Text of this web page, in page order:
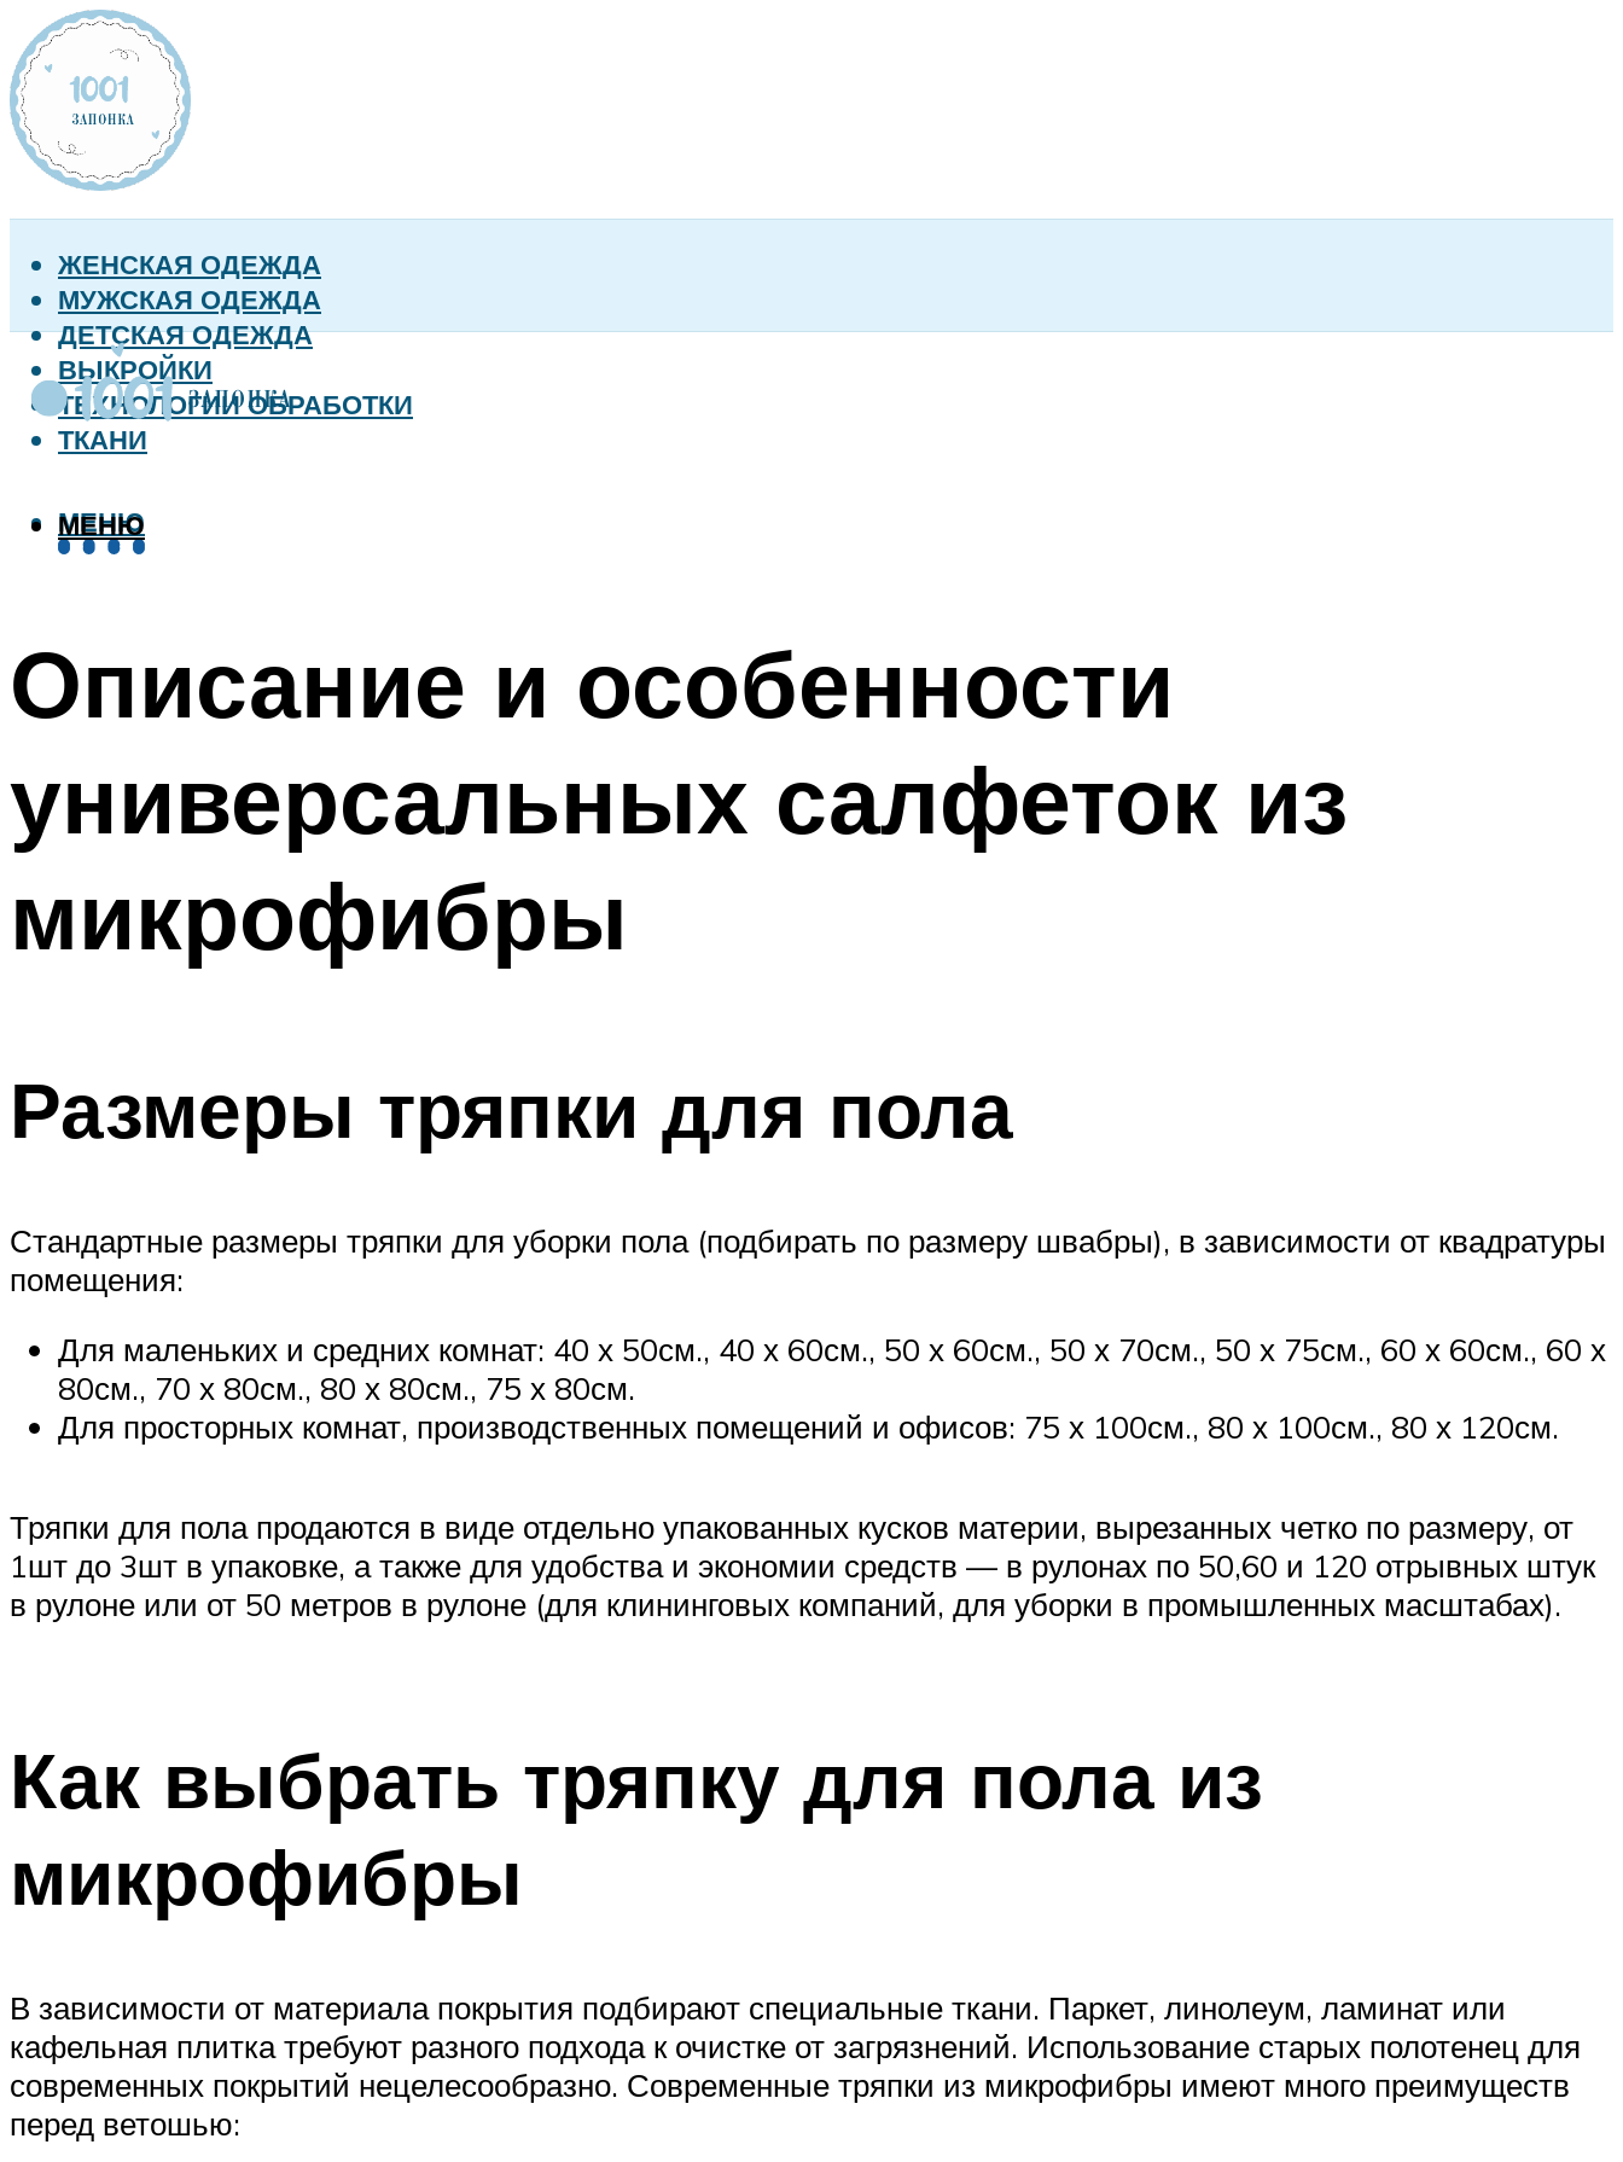
ЖЕНСКАЯ ОДЕЖДА
МУЖСКАЯ ОДЕЖДА
ДЕТСКАЯ ОДЕЖДА
ВЫКРОЙКИ
ТЕХНОЛОГИИ ОБРАБОТКИ
ТКАНИ
МЕНЮ
МЕНЮ
Описание и особенности
универсальных салфеток из
микрофибры
Размеры тряпки для пола
Стандартные размеры тряпки для уборки пола (подбирать по размеру швабры), в зависимости от квадратуры
помещения:
Для маленьких и средних комнат: 40 х 50см., 40 х 60см., 50 х 60см., 50 х 70см., 50 х 75см., 60 х 60см., 60 х
80см., 70 х 80см., 80 х 80см., 75 х 80см.
Для просторных комнат, производственных помещений и офисов: 75 х 100см., 80 х 100см., 80 х 120см.
Тряпки для пола продаются в виде отдельно упакованных кусков материи, вырезанных четко по размеру, от
1шт до 3шт в упаковке, а также для удобства и экономии средств — в рулонах по 50,60 и 120 отрывных штук
в рулоне или от 50 метров в рулоне (для клининговых компаний, для уборки в промышленных масштабах).
Как выбрать тряпку для пола из
микрофибры
В зависимости от материала покрытия подбирают специальные ткани. Паркет, линолеум, ламинат или
кафельная плитка требуют разного подхода к очистке от загрязнений. Использование старых полотенец для
современных покрытий нецелесообразно. Современные тряпки из микрофибры имеют много преимуществ
перед ветошью: